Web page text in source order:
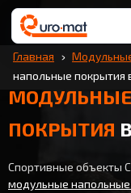
Главная
напольные покрытия
ПОКРЫТИЯ
Спортивные объекты
модульные